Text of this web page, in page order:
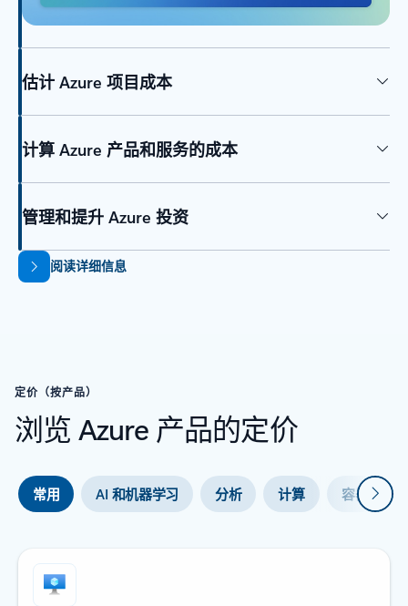
估计 Azure 项目成本
计算 Azure 产品和服务的成本
管理和提升 Azure 投资
阅读详细信息
定价（按产品）
浏览 Azure 产品的定价
常用 AI 和机器学习 分析 计算 容器 下一